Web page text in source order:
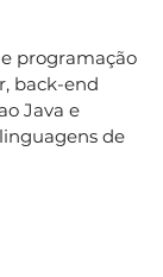
programação
back-end
Java e
de